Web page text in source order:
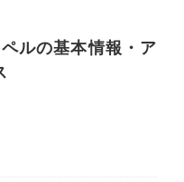
ルの基本情報・ア